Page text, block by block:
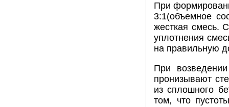
При
3:1(объемное
жесткая смесь.
уплотнения
на правильную
При
пронизывают
из сплошного
том, что